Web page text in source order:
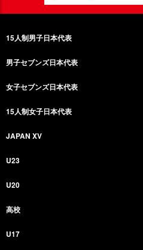
15人制男子日本代表
男子セブンズ日本代表
女子セブンズ日本代表
15人制女子日本代表
JAPAN XV
U23
U20
高校
U17